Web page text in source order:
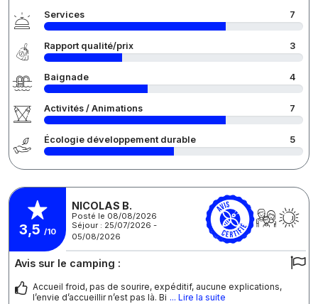
Services 7
Rapport qualité/prix 3
Baignade 4
Activités / Animations 7
Écologie développement durable 5
3,5 /10
NICOLAS B.
Posté le 08/08/2026
Séjour : 25/07/2026 -
05/08/2026
Avis sur le camping :
Accueil froid, pas de sourire, expéditif, aucune explications,
l’envie d’accueillir n’est pas là. Bi ... Lire la suite